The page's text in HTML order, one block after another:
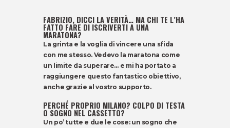
FABRIZIO, DICCI LA VERITÀ… MA CHI TE L’HA
FATTO FARE DI ISCRIVERTI A UNA
MARATONA?
La grinta e la voglia di vincere una sfida
con me stesso. Vedevo la maratona come
un limite da superare… e mi ha portato a
raggiungere questo fantastico obiettivo,
anche grazie al vostro supporto.
PERCHÉ PROPRIO MILANO? COLPO DI TESTA
O SOGNO NEL CASSETTO?
Un po’ tutte e due le cose: un sogno che